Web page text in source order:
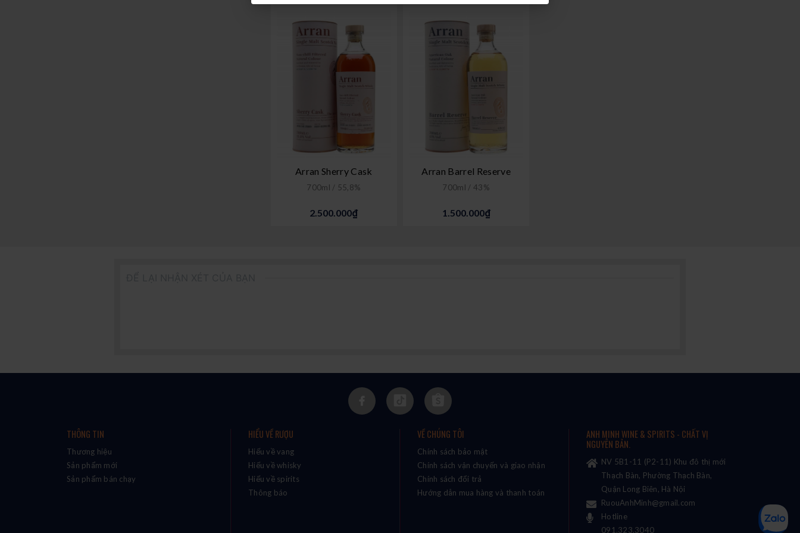
Arran Sherry Cask
700ml / 55,8%
2.500.000₫
Arran Barrel Reserve
700ml / 43%
1.500.000₫
THÔNG TIN
Thương hiệu
Sản phẩm mới
Sản phẩm bán chạy
HIỂU VỀ RƯỢU
Hiểu về vang
Hiểu về whisky
Hiểu về spirits
Thông báo
VỀ CHÚNG TÔI
Chính sách bảo mật
Chính sách vận chuyển và giao nhận
Chính sách đổi trả
Hướng dẫn mua hàng và thanh toán
ANH MINH WINE & SPIRITS - CHẤT VỊ
NGUYÊN BẢN.
NV 5B1-11 (P2-11) Khu đô thị mới
Thạch Bàn, Phường Thạch Bàn,
Quận Long Biên, Hà Nội
RuouAnhMinh@gmail.com
Hotline
091.323.3040